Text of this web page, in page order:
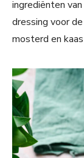
ingrediënten
dressing voor
mosterd en